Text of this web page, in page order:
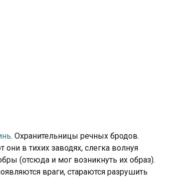
. Охранительницы речных бродов.
в тихих заводях, слегка волнуя
(отсюда и мог возникнуть их образ).
враги, стараются разрушить